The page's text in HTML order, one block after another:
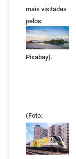
mais visitadas
pelos
mineiros.
(Foto:
Pixabay).
(Foto:
divulgação)